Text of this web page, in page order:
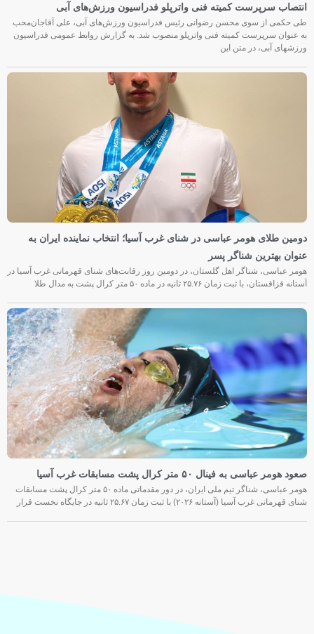
انتصاب سرپرست کمیته فنی واترپلو فدراسیون ورزش‌های آبی
طی حکمی از سوی محسن رضوانی رئیس فدراسیون ورزش‌های آبی، علی آقاجان‌محب
به عنوان سرپرست کمیته فنی واترپلو منصوب شد. به گزارش روابط عمومی فدراسیون
ورزشهای آبی، در متن این
دومین طلای هومر عباسی در شنای غرب آسیا؛ انتخاب نماینده ایران به
عنوان بهترین شناگر پسر
هومر عباسی، شناگر اهل گلستان، در دومین روز رقابت‌های شنای قهرمانی غرب آسیا در
آستانه قزاقستان، با ثبت زمان ۲۵.۷۶ ثانیه در ماده ۵۰ متر کرال پشت به مدال طلا
صعود هومر عباسی به فینال ۵۰ متر کرال پشت مسابقات غرب آسیا
هومر عباسی، شناگر تیم ملی ایران، در دور مقدماتی ماده ۵۰ متر کرال پشت مسابقات
شنای قهرمانی غرب آسیا (آستانه ۲۰۲۶) با ثبت زمان ۲۵.۶۷ ثانیه در جایگاه نخست قرار